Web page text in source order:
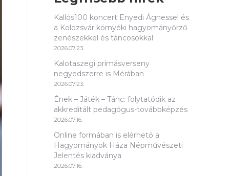
Kallós100 koncert Enyedi Ágnessel és
a Kolozsvár környéki hagyományőrző
zenészekkel és táncosokkal
2026.07.23.
Kalotaszegi prímásverseny
negyedszerre is Mérában
2026.07.23.
Ének – Játék – Tánc: folytatódik az
akkreditált pedagógus-továbbképzés
2026.07.16.
Online formában is elérhető a
Hagyományok Háza Népművészeti
Jelentés kiadványa
2026.07.16.